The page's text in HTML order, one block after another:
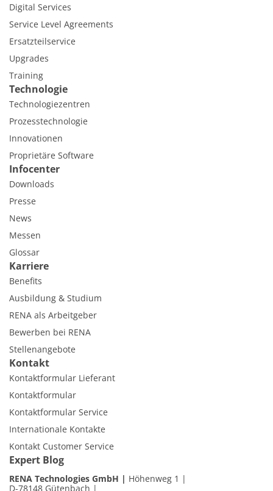
Digital Services
Service Level Agreements
Ersatzteilservice
Upgrades
Training
Technologie
Technologiezentren
Prozesstechnologie
Innovationen
Proprietäre Software
Infocenter
Downloads
Presse
News
Messen
Glossar
Karriere
Benefits
Ausbildung & Studium
RENA als Arbeitgeber
Bewerben bei RENA
Stellenangebote
Kontakt
Kontaktformular Lieferant
Kontaktformular
Kontaktformular Service
Internationale Kontakte
Kontakt Customer Service
Expert Blog
RENA Technologies GmbH
Höhenweg 1
D-78148 Gütenbach